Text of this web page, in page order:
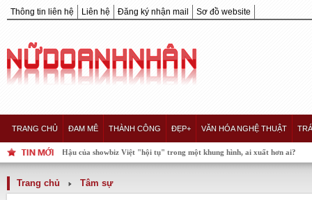
Thông tin liên hệ Liên hệ Đăng ký nhận mail Sơ đồ website
TRANG CHỦ ĐAM MÊ THÀNH CÔNG ĐẸP+ VĂN HÓA NGHỆ THUẬT
Việt "hội tụ" trong một khung hình, ai xuất hơn ai?
Trang chủ Tâm sự